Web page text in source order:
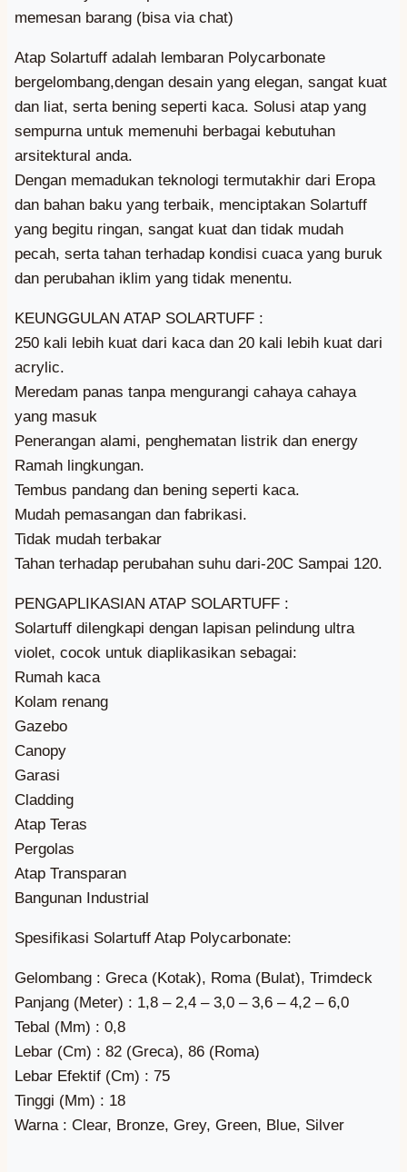
memesan barang (bisa via chat)
Atap Solartuff adalah lembaran Polycarbonate
bergelombang,dengan desain yang elegan, sangat kuat
dan liat, serta bening seperti kaca. Solusi atap yang
sempurna untuk memenuhi berbagai kebutuhan
arsitektural anda.
Dengan memadukan teknologi termutakhir dari Eropa
dan bahan baku yang terbaik, menciptakan Solartuff
yang begitu ringan, sangat kuat dan tidak mudah
pecah, serta tahan terhadap kondisi cuaca yang buruk
dan perubahan iklim yang tidak menentu.
KEUNGGULAN ATAP SOLARTUFF :
250 kali lebih kuat dari kaca dan 20 kali lebih kuat dari
acrylic.
Meredam panas tanpa mengurangi cahaya cahaya
yang masuk
Penerangan alami, penghematan listrik dan energy
Ramah lingkungan.
Tembus pandang dan bening seperti kaca.
Mudah pemasangan dan fabrikasi.
Tidak mudah terbakar
Tahan terhadap perubahan suhu dari-20C Sampai 120.
PENGAPLIKASIAN ATAP SOLARTUFF :
Solartuff dilengkapi dengan lapisan pelindung ultra
violet, cocok untuk diaplikasikan sebagai:
Rumah kaca
Kolam renang
Gazebo
Canopy
Garasi
Cladding
Atap Teras
Pergolas
Atap Transparan
Bangunan Industrial
Spesifikasi Solartuff Atap Polycarbonate:
Gelombang : Greca (Kotak), Roma (Bulat), Trimdeck
Panjang (Meter) : 1,8 – 2,4 – 3,0 – 3,6 – 4,2 – 6,0
Tebal (Mm) : 0,8
Lebar (Cm) : 82 (Greca), 86 (Roma)
Lebar Efektif (Cm) : 75
Tinggi (Mm) : 18
Warna : Clear, Bronze, Grey, Green, Blue, Silver